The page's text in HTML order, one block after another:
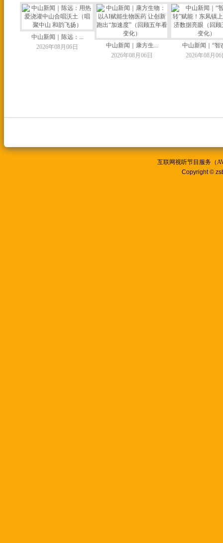
中山新闻｜陈远：...
2026年08月06日
中山新闻｜康方生...
2026年08月06日
中山新闻｜“智
2026年08月06
互联网视听节目服务（
Copyright ©